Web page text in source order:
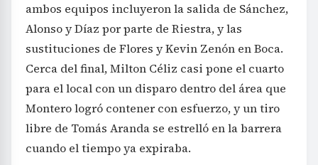
ambos equipos incluyeron la salida de Sánchez,
Alonso y Díaz por parte de Riestra, y las
sustituciones de Flores y Kevin Zenón en Boca.
Cerca del final, Milton Céliz casi pone el cuarto
para el local con un disparo dentro del área que
Montero logró contener con esfuerzo, y un tiro
libre de Tomás Aranda se estrelló en la barrera
cuando el tiempo ya expiraba.